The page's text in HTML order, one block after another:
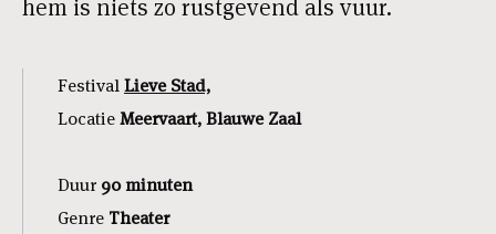
hem is niets zo rustgevend als vuur.
Festival Lieve Stad,
Locatie Meervaart, Blauwe Zaal
Duur 90 minuten
Genre Theater